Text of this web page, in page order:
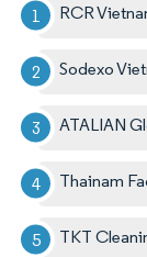
RCR
Sodexo
ATALIAN
Thainam
TKT